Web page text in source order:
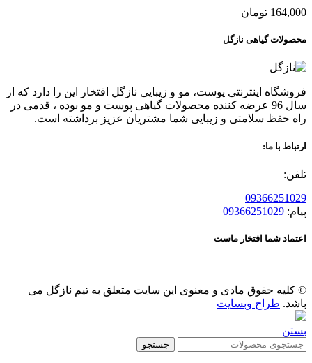
164,000 تومان
محصولات گیاهی نازگل
فروشگاه اینترنتی پوست، مو و زیبایی نازگل افتخار این را دارد که از
سال 96 عرضه کننده محصولات گیاهی پوست و مو بوده ، قدمی در
راه حفظ سلامتی و زیبایی شما مشتریان عزیز برداشته است.
ارتباط با ما:
تلفن:
09366251029
پیام: 09366251029
اعتماد شما افتخار ماست
© کلیه حقوق مادی و معنوی این سایت متعلق به تیم نازگل می
باشد. طراح وبسایت
بستن
جستجو